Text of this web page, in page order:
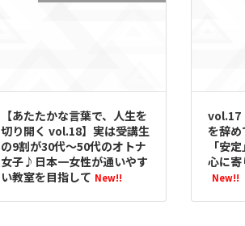
【あたたかな言葉で、人生を
切り開く vol.18】実は受講生
の9割が30代～50代のオトナ
女子♪日本一女性が通いやす
い教室を目指して New!!
vol.17
を辞め
「安
心に寄
New!!